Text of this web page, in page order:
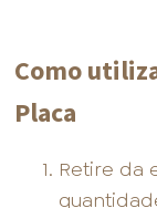
Como
Placa
Retire da